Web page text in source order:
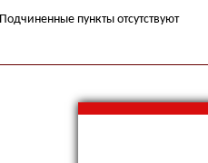
Подчиненные пункты отсутствуют